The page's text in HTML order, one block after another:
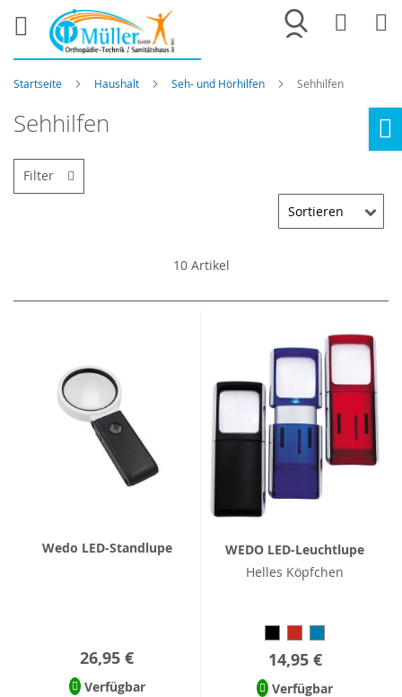
Merkliste
Startseite Haushalt Seh- und Hörhilfen Sehhilfen
Sehhilfen
10Artikel
Wedo LED-Standlupe
26,95 €
Verfügbar
WEDO LED-Leuchtlupe
Helles Köpfchen
14,95 €
Verfügbar
Filter